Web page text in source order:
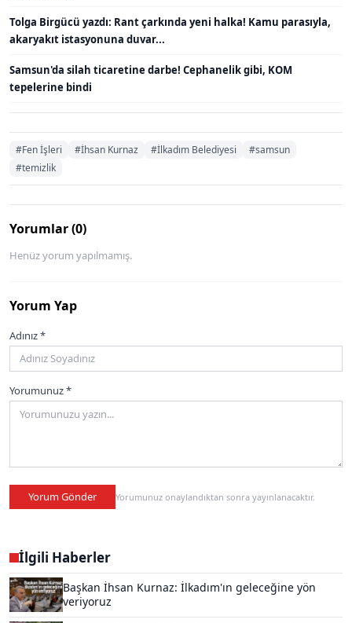
Tolga Birgücü yazdı: Rant çarkında yeni halka! Kamu parasıyla,
akaryakıt istasyonuna duvar...
Samsun'da silah ticaretine darbe! Cephanelik gibi, KOM
tepelerine bindi
#Fen İşleri #İhsan Kurnaz #İlkadım Belediyesi
#samsun
#temizlik
Yorumlar (0)
Henüz yorum yapılmamış.
Yorum Yap
Adınız *
Yorumunuz *
Yorum Gönder Yorumunuz onaylandıktan sonra yayınlanacaktır.
İlgili Haberler
Başkan İhsan Kurnaz: İlkadım'ın geleceğine yön
veriyoruz